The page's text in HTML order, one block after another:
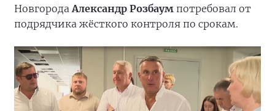
НовгородаАлександр Розбаум потребовал от
подрядчика жёсткого контроля по срокам.